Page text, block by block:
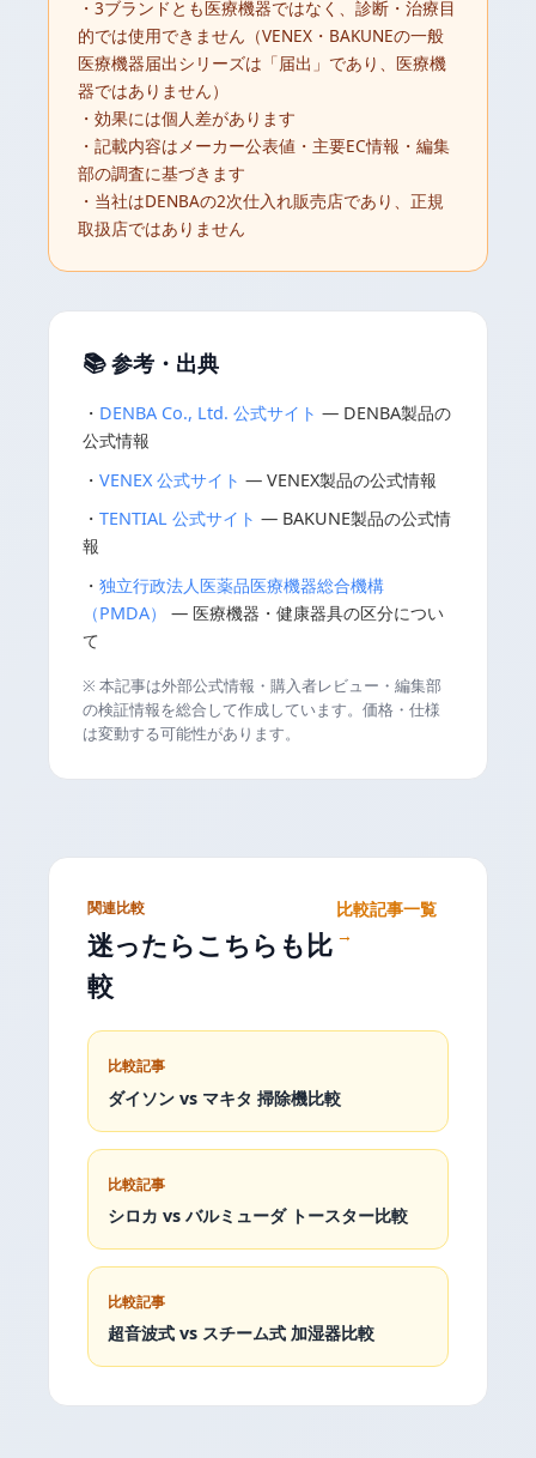
・3ブランドとも医療機器ではなく、診断・治療目
的では使用できません（VENEX・BAKUNEの一般
医療機器届出シリーズは「届出」であり、医療機
器ではありません）
・効果には個人差があります
・記載内容はメーカー公表値・主要EC情報・編集
部の調査に基づきます
・当社はDENBAの2次仕入れ販売店であり、正規
取扱店ではありません
📚 参考・出典
・ DENBA Co., Ltd. 公式サイト — DENBA製品の
公式情報
・ VENEX 公式サイト — VENEX製品の公式情報
・ TENTIAL 公式サイト — BAKUNE製品の公式情
報
・ 独立行政法人医薬品医療機器総合機構
（PMDA）
— 医療機器・健康器具の区分につい
て
※ 本記事は外部公式情報・購入者レビュー・編集部
の検証情報を総合して作成しています。価格・仕様
は変動する可能性があります。
関連比較
迷ったらこちらも比
較
比較記事一覧
→
比較記事
ダイソン vs マキタ 掃除機比較
比較記事
シロカ vs バルミューダ トースター比較
比較記事
超音波式 vs スチーム式 加湿器比較